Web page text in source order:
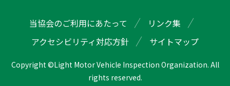
当協会のご利用にあたって
リンク集
アクセシビリティ対応方針
サイトマップ
Copyright ©Light Motor Vehicle Inspection Organization. All
rights reserved.